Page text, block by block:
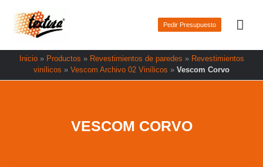
contenido
Pedir Presupuesto
Inicio» Productos » Revestimientos de paredes » Revestimientos
vinílicos » Vescom Archivo 02 Vinílicos » Vescom Corvo
VESCOM CORVO